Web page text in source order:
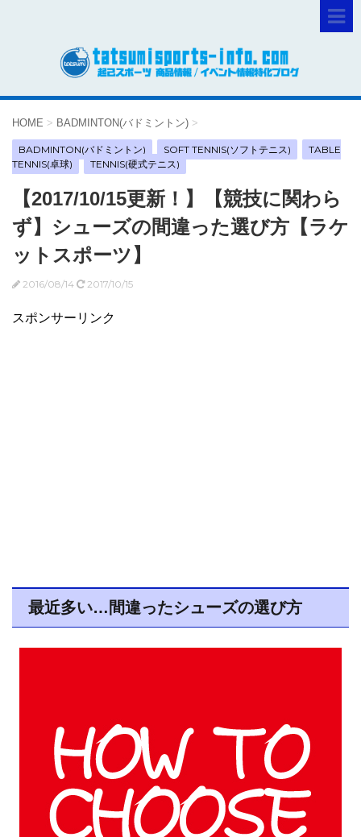
HOME > BADMINTON(バドミントン) >
BADMINTON(バドミントン) SOFT TENNIS(ソフトテニス)
TABLE
TENNIS(卓球)
TENNIS(硬式テニス)
【2017/10/15更新！】【競技に関わら
ず】シューズの間違った選び方【ラケ
ットスポーツ】
2016/08/14 2017/10/15
スポンサーリンク
最近多い…間違ったシューズの選び方